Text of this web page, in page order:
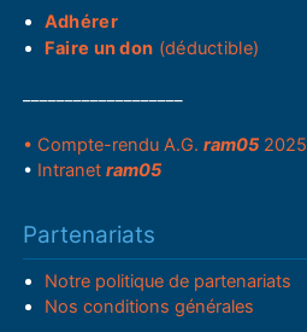
Adhérer
Faire un don (déductible)
• Compte-rendu A.G.ram05 2025
• Intranetram05
Partenariats
Notre politique de partenariats
Nos conditions générales